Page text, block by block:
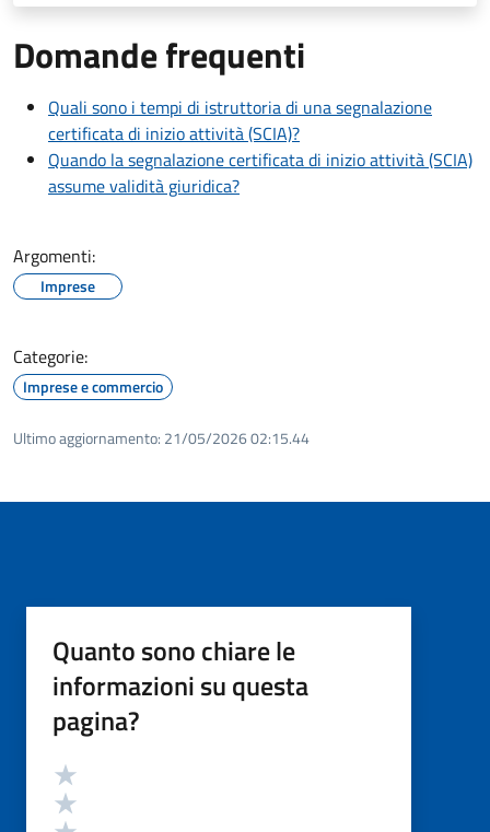
Domande frequenti
Quali sono i tempi di istruttoria di una segnalazione
certificata di inizio attività (SCIA)?
Quando la segnalazione certificata di inizio attività (SCIA)
assume validità giuridica?
Argomenti:
Imprese
Categorie:
Imprese e commercio
Ultimo aggiornamento: 21/05/2026 02:15.44
Quanto sono chiare le
informazioni su questa
pagina?
Valutazione